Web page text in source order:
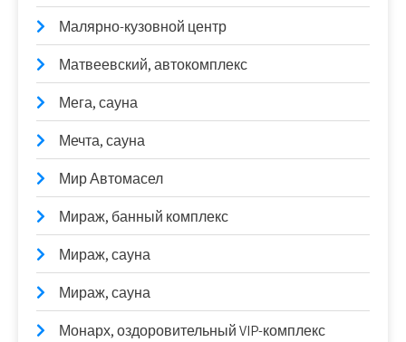
Малярно-кузовной центр
Матвеевский, автокомплекс
Мега, сауна
Мечта, сауна
Мир Автомасел
Мираж, банный комплекс
Мираж, сауна
Мираж, сауна
Монарх, оздоровительный VIP-комплекс